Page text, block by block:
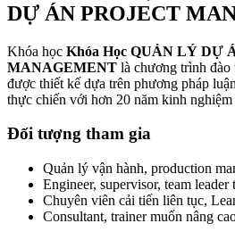
DỰ ÁN PROJECT
Khóa học Khóa Học QUẢN LÝ DỰ
MANAGEMENT là chương trình đào
được thiết kế dựa trên phương pháp
thực chiến với hơn 20 năm kinh
Đối tượng tham gia
Quản lý vận hành, production
Engineer, supervisor, team leader
Chuyên viên cải tiến liên tục,
Consultant, trainer muốn nâng